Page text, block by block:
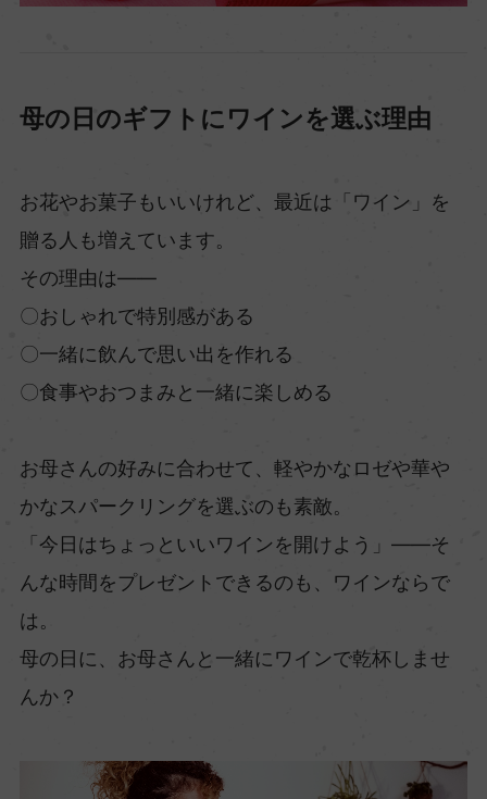
母の日のギフトにワインを選ぶ理由
お花やお菓子もいいけれど、最近は「ワイン」を
贈る人も増えています。⁠
その理由は――
〇おしゃれで特別感がある⁠
〇一緒に飲んで思い出を作れる⁠
〇食事やおつまみと一緒に楽しめる⁠
お母さんの好みに合わせて、軽やかなロゼや華や
かなスパークリングを選ぶのも素敵。⁠
「今日はちょっといいワインを開けよう」⁠⁠⁠――そ
んな時間をプレゼントできるのも、ワインならで
は。
母の日に、お母さんと一緒にワインで乾杯しませ
んか？